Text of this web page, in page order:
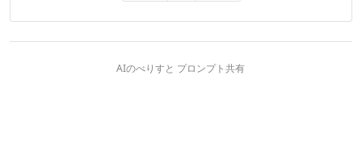
AIのべりすと プロンプト共有